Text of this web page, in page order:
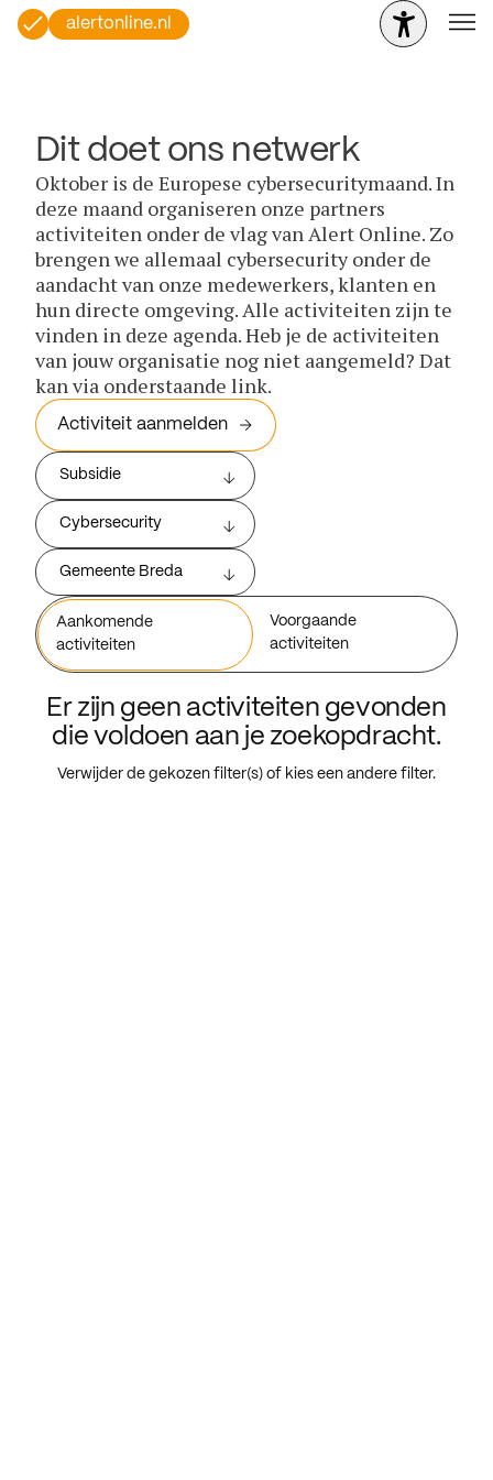
alertonline.nl
Dit doet ons netwerk
Oktober is de Europese cybersecuritymaand. In
deze maand organiseren onze partners
activiteiten onder de vlag van Alert Online. Zo
brengen we allemaal cybersecurity onder de
aandacht van onze medewerkers, klanten en
hun directe omgeving. Alle activiteiten zijn te
vinden in deze agenda. Heb je de activiteiten
van jouw organisatie nog niet aangemeld? Dat
kan via onderstaande link.
Activiteit aanmelden
Subsidie
Cybersecurity
Gemeente Breda
Aankomende
activiteiten
Voorgaande
activiteiten
Er zijn geen activiteiten gevonden
die voldoen aan je zoekopdracht.
Verwijder de gekozen filter(s) of kies een andere filter.